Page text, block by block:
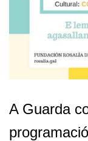
A Guarda